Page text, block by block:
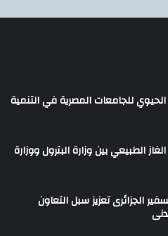
الحيوي للجامعات المصرية في التنمية
الطبيعي بين وزارة البترول ووزارة
الجزائرى تعزيز سبل التعاون